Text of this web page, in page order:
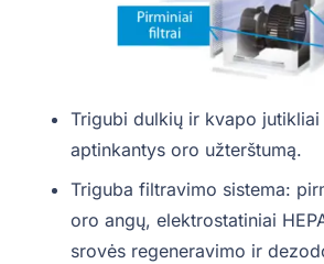
Trigubi dulkių ir kvapo
aptinkantys oro užterštumą.
Triguba filtravimo sistema:
oro angų, elektrostatiniai
srovės regeneravimo ir